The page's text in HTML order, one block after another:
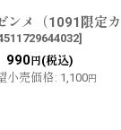
メ（1091限定
]
990 円(税込)
小売価格: 1,100円